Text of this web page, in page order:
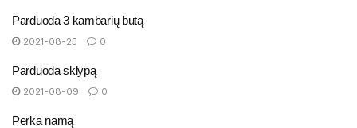
Parduoda 3 kambarių butą
2021-08-23 0
Parduoda sklypą
2021-08-09 0
Perka namą